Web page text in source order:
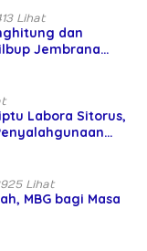
Lihat
dan
Jembrana
Labora Sitorus,
Lihat
MBG bagi Masa